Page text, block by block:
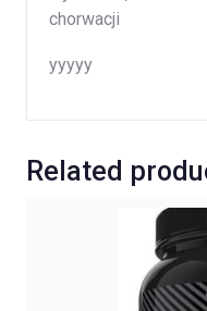
chorwacji
yyyyy
Related